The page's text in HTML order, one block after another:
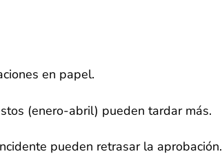
en papel.
(enero-abril) pueden tardar más.
pueden retrasar la aprobación.